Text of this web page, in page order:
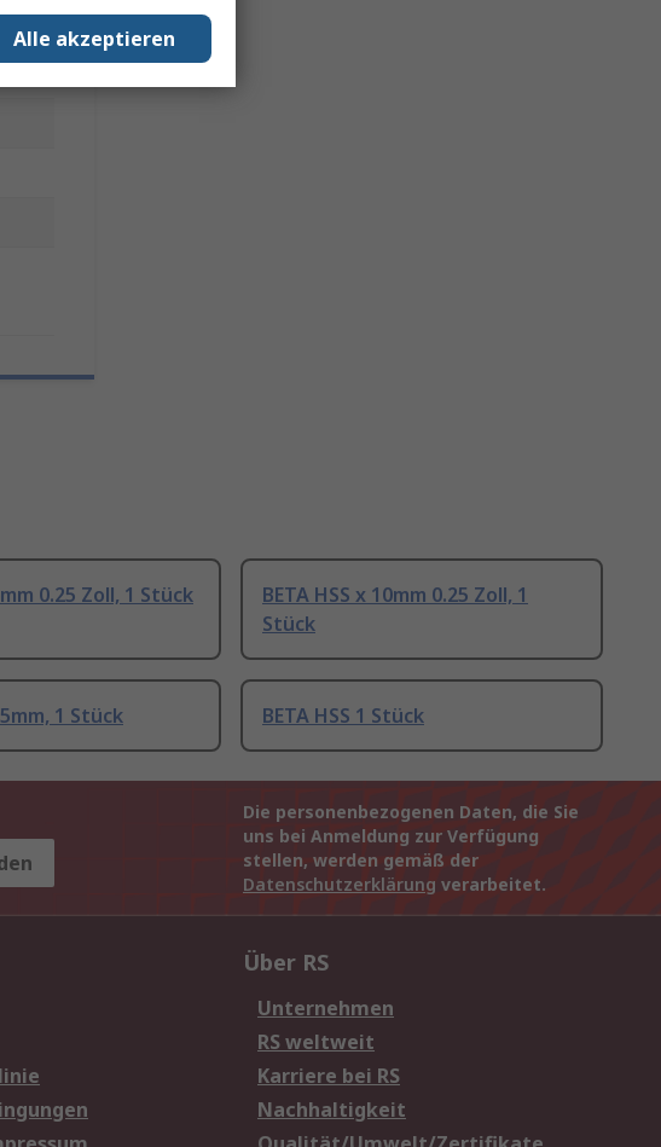
0.25 Zoll, 1 Stück
BETA HSS x 10mm 0.25 Zoll, 1
Stück
1 Stück BETA HSS 1 Stück
Die personenbezogenen Daten, die Sie
uns bei Anmeldung zur Verfügung
stellen, werden gemäß der
Datenschutzerklärung verarbeitet.
Über RS
Unternehmen
RS weltweit
Karriere bei RS
Nachhaltigkeit
Alle akzeptieren